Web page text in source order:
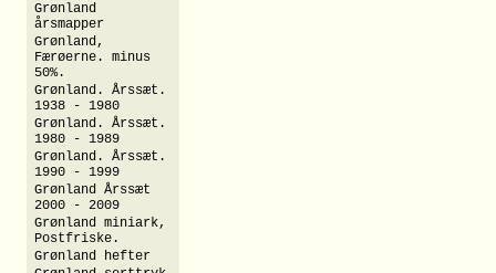
Grønland
årsmapper
Grønland,
Færøerne. minus
50%.
Grønland. Årssæt.
1938 - 1980
Grønland. Årssæt.
1980 - 1989
Grønland. Årssæt.
1990 - 1999
Grønland Årssæt
2000 - 2009
Grønland miniark,
Postfriske.
Grønland hefter